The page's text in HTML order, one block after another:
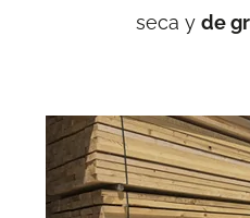
seca y de